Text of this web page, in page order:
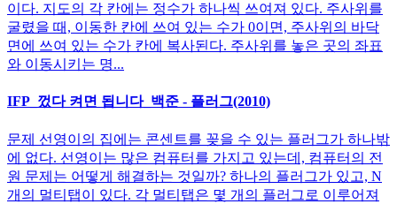
이다. 지도의 각 칸에는 정수가 하나씩 쓰여져 있다. 주사위를
굴렸을 때, 이동한 칸에 쓰여 있는 수가 0이면, 주사위의 바닥
면에 쓰여 있는 수가 칸에 복사된다. 주사위를 놓은 곳의 좌표
와 이동시키는 명...
IFP_껐다 켜면 됩니다_백준 - 플러그(2010)
문제 선영이의 집에는 콘센트를 꽂을 수 있는 플러그가 하나밖
에 없다. 선영이는 많은 컴퓨터를 가지고 있는데, 컴퓨터의 전
원 문제는 어떻게 해결하는 것일까? 하나의 플러그가 있고, N
개의 멀티탭이 있다. 각 멀티탭은 몇 개의 플러그로 이루어져